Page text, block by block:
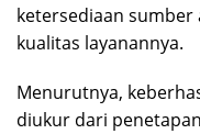
ketersediaan
kualitas layanannya.
Menurutnya,
diukur dari